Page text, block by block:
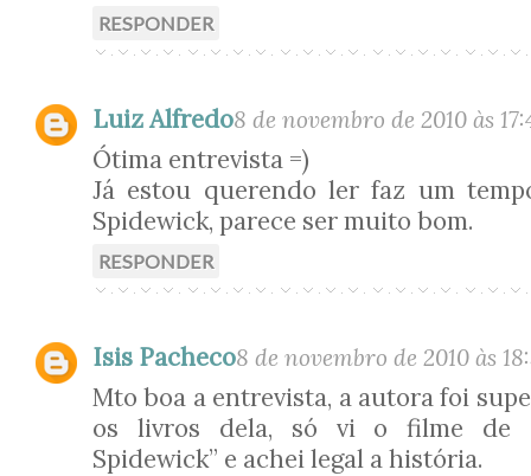
RESPONDER
Luiz Alfredo8 de novembro de 2010 às
Ótima entrevista =)
Já estou querendo ler faz um
Spidewick, parece ser muito bom.
RESPONDER
Isis Pacheco8 de novembro de 2010 às
Mto boa a entrevista, a autora foi
os livros dela, só vi o filme de
Spidewick” e achei legal a história.